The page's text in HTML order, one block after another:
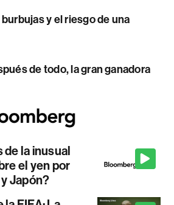
y el riesgo de una
de todo, la gran ganadora
de la inusual
el yen por
y Japón?